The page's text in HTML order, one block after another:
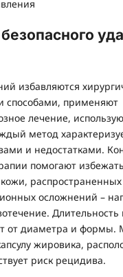
избавляются
способами, применяют
лечение,
метод
и недостатками.
помогают
распространенных
осложнений –
Длительность
от диаметра и формы.
жировика,
риск рецидива.